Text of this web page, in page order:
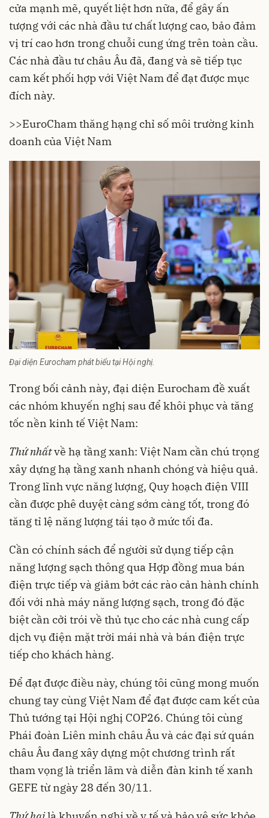
cửa mạnh mẽ, quyết liệt hơn nữa, để gây ấn
tượng với các nhà đầu tư chất lượng cao, bảo đảm
vị trí cao hơn trong chuỗi cung ứng trên toàn cầu.
Các nhà đầu tư châu Âu đã, đang và sẽ tiếp tục
cam kết phối hợp với Việt Nam để đạt được mục
đích này.
>>EuroCham thăng hạng chỉ số môi trường kinh
doanh của Việt Nam
Đại diện Eurocham phát biểu tại Hội nghị.
Trong bối cảnh này, đại diện Eurocham đề xuất
các nhóm khuyến nghị sau để khôi phục và tăng
tốc nền kinh tế Việt Nam:
Thứ nhấtvề hạ tầng xanh: Việt Nam cần chú trọng
xây dựng hạ tầng xanh nhanh chóng và hiệu quả.
Trong lĩnh vực năng lượng, Quy hoạch điện VIII
cần được phê duyệt càng sớm càng tốt, trong đó
tăng tỉ lệ năng lượng tái tạo ở mức tối đa.
Cần có chính sách để người sử dụng tiếp cận
năng lượng sạch thông qua Hợp đồng mua bán
điện trực tiếp và giảm bớt các rào cản hành chính
đối với nhà máy năng lượng sạch, trong đó đặc
biệt cần cởi trói về thủ tục cho các nhà cung cấp
dịch vụ điện mặt trời mái nhà và bán điện trực
tiếp cho khách hàng.
Để đạt được điều này, chúng tôi cũng mong muốn
chung tay cùng Việt Nam để đạt được cam kết của
Thủ tướng tại Hội nghị COP26. Chúng tôi cùng
Phái đoàn Liên minh châu Âu và các đại sứ quán
châu Âu đang xây dựng một chương trình rất
tham vọng là triển lãm và diễn đàn kinh tế xanh
GEFE từ ngày 28 đến 30/11.